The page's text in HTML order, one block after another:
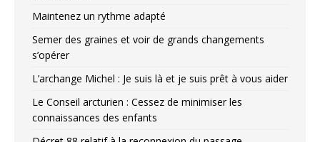
Maintenez un rythme adapté
Semer des graines et voir de grands changements
s’opérer
L’archange Michel : Je suis là et je suis prêt à vous aider
Le Conseil arcturien : Cessez de minimiser les
connaissances des enfants